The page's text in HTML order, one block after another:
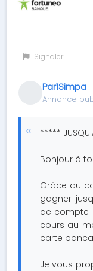
Signaler
Par1Simpa
Annonce
*****
Bonjour à
Grâce au
gagner
de compte
cours au
carte
Je vous